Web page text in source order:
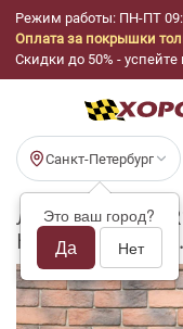
Режим работы: ПН-ПТ
Оплата за покрышки
Скидки до 50% -
Санкт-Петербург
Это ваш город?
Да Нет
Летние шины
HP91 бу (7-8